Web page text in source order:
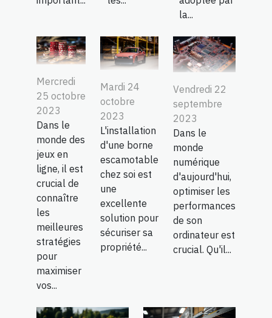
la...
Mercredi
25 octobre
2023
Dans le
monde des
jeux en
ligne, il est
crucial de
connaître
les
meilleures
stratégies
pour
maximiser
vos...
Mardi 24
octobre
2023
L'installation
d'une borne
escamotable
chez soi est
une
excellente
solution pour
sécuriser sa
propriété...
Vendredi 22
septembre
2023
Dans le
monde
numérique
d'aujourd'hui,
optimiser les
performances
de son
ordinateur est
crucial. Qu'il...